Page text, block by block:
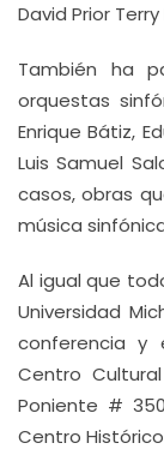
David Prior
También ha
orquestas
Enrique Bátiz,
Luis Samuel
casos, obras
música
Al igual que
Universidad
conferencia y
Centro
Poniente #
Centro